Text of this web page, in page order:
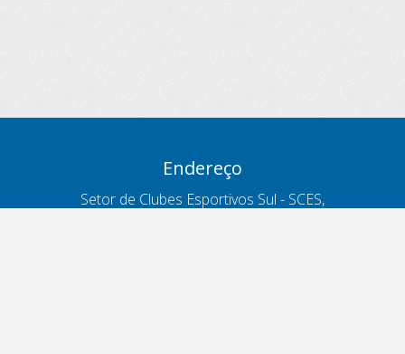
Endereço
Setor de Clubes Esportivos Sul - SCES,